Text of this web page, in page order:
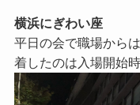
横浜にぎわい座
平日の会で職場から
着したのは入場開始